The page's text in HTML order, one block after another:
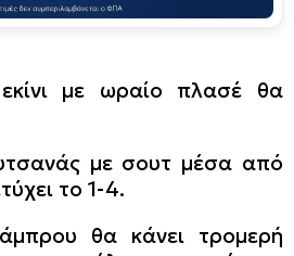
με ωραίο πλασέ θα
με σουτ μέσα από
το 1-4.
θα κάνει τρομερή